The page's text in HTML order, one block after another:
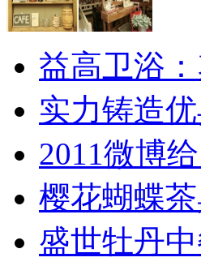
益高卫浴
实力铸造
2011微博
樱花蝴蝶茶
盛世牡丹